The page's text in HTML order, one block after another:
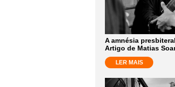
A amnésia
Artigo de Matias
LER MAIS